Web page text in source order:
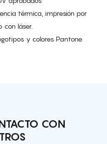
térmica, impresión por
láser.
y colores Pantone
CON